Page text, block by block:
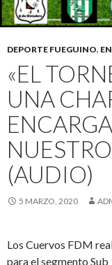
DEPORTE FUEGUINO,
«EL
UNA
(AUDIO)
5 MARZO, 2020
Los Cuervos FDM
para el segmento